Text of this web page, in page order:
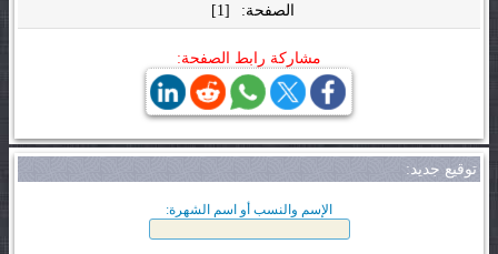
الصفحة: [1]
مشاركة رابط الصفحة:
توقيع جديد:
الإسم والنسب أو اسم الشهرة: